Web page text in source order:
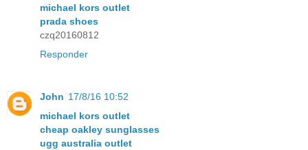
michael kors outlet
prada shoes
czq20160812
Responder
John 17/8/16 10:52
michael kors outlet
cheap oakley sunglasses
ugg australia outlet